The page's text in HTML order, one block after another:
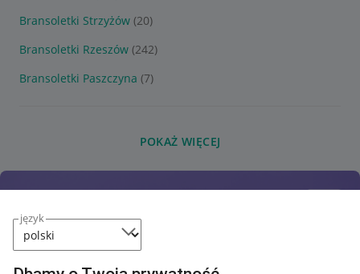
język
Bransoletki Strzyżów (20)
Bransoletki Rzeszów (242)
Bransoletki Paszczyna (7)
POKAŻ WIĘCEJ